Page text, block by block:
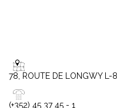
78, ROUTE DE LONGWY L-
(+352) 45 37 45 - 1